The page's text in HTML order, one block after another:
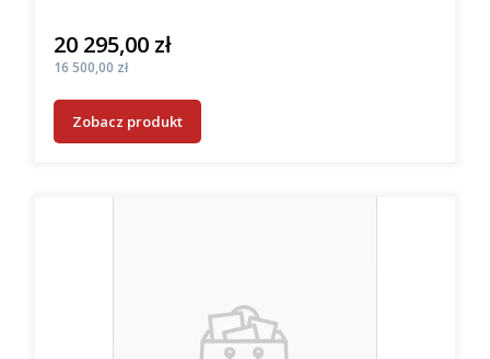
Cena
20 295,00 zł
Cena
16 500,00 zł
Zobacz produkt